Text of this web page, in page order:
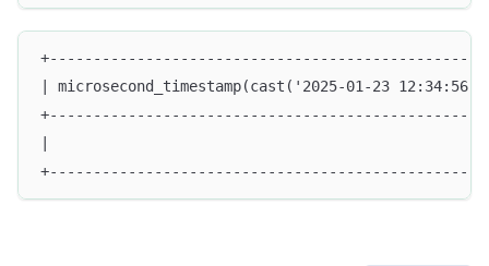
| microsecond_timestamp(cast('2025-01-23